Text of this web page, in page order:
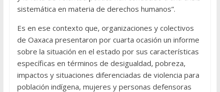
sistemática en materia de derechos humanos”.
Es en ese contexto que, organizaciones y colectivos
de Oaxaca presentaron por cuarta ocasión un informe
sobre la situación en el estado por sus características
específicas en términos de desigualdad, pobreza,
impactos y situaciones diferenciadas de violencia para
población indígena, mujeres y personas defensoras